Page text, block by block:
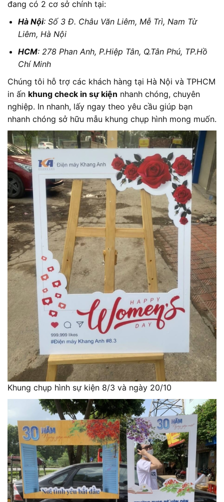
đang có 2 cơ sở chính tại:
Hà Nội: Số 3 Đ. Châu Văn Liêm, Mễ Trì, Nam Từ
Liêm, Hà Nội
HCM: 278 Phan Anh, P.Hiệp Tân, Q.Tân Phú, TP.Hồ
Chí Minh
Chúng tôi hỗ trợ các khách hàng tại Hà Nội và TPHCM
in ấn khung check in sự kiện nhanh chóng, chuyên
nghiệp. In nhanh, lấy ngay theo yêu cầu giúp bạn
nhanh chóng sở hữu mẫu khung chụp hình mong muốn.
Khung chụp hình sự kiện 8/3 và ngày 20/10